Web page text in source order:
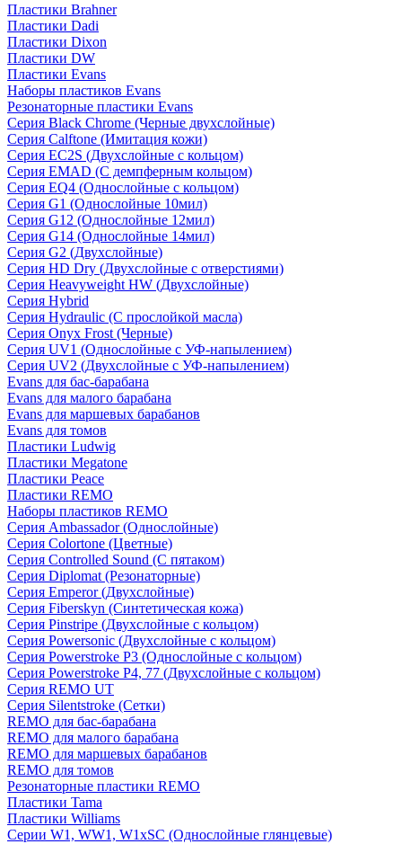
Пластики Brahner
Пластики Dadi
Пластики Dixon
Пластики DW
Пластики Evans
Наборы пластиков Evans
Резонаторные пластики Evans
Серия Black Chrome (Черные двухслойные)
Серия Calftone (Имитация кожи)
Серия EC2S (Двухслойные с кольцом)
Серия EMAD (С демпферным кольцом)
Серия EQ4 (Однослойные с кольцом)
Серия G1 (Однослойные 10мил)
Серия G12 (Однослойные 12мил)
Серия G14 (Однослойные 14мил)
Серия G2 (Двухслойные)
Серия HD Dry (Двухслойные с отверстиями)
Серия Heavyweight HW (Двухслойные)
Серия Hybrid
Серия Hydraulic (С прослойкой масла)
Серия Onyx Frost (Черные)
Серия UV1 (Однослойные с УФ-напылением)
Серия UV2 (Двухслойные с УФ-напылением)
Evans для бас-барабана
Evans для малого барабана
Evans для маршевых барабанов
Evans для томов
Пластики Ludwig
Пластики Megatone
Пластики Peace
Пластики REMO
Наборы пластиков REMO
Серия Ambassador (Однослойные)
Серия Colortone (Цветные)
Серия Controlled Sound (С пятаком)
Серия Diplomat (Резонаторные)
Серия Emperor (Двухслойные)
Серия Fiberskyn (Синтетическая кожа)
Серия Pinstripe (Двухслойные с кольцом)
Серия Powersonic (Двухслойные с кольцом)
Серия Powerstroke P3 (Однослойные с кольцом)
Серия Powerstroke P4, 77 (Двухслойные с кольцом)
Серия REMO UT
Серия Silentstroke (Сетки)
REMO для бас-барабана
REMO для малого барабана
REMO для маршевых барабанов
REMO для томов
Резонаторные пластики REMO
Пластики Tama
Пластики Williams
Серии W1, WW1, W1xSC (Однослойные глянцевые)